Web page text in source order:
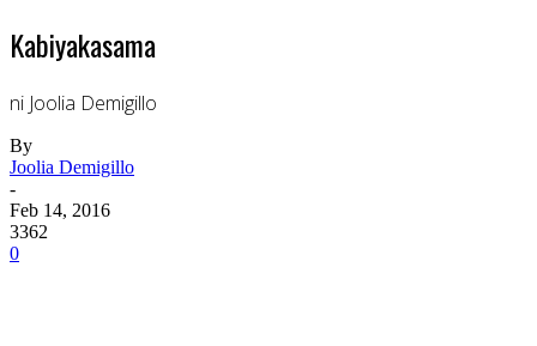
Kabiyakasama
ni Joolia Demigillo
By
Joolia Demigillo
-
Feb 14, 2016
3362
0